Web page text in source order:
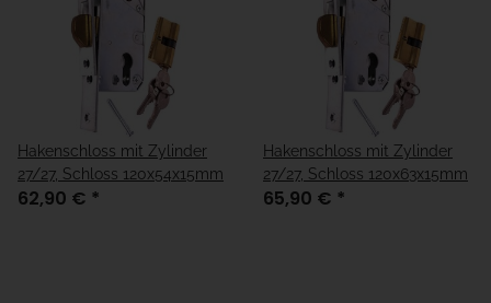
Hakenschloss mit Zylinder
27/27, Schloss 120x54x15mm
62,90 € *
Hakenschloss mit Zylinder
27/27, Schloss 120x63x15mm
65,90 € *